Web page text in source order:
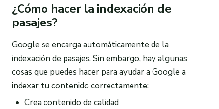
¿Cómo hacer la indexación de
pasajes?
Google se encarga automáticamente de la
indexación de pasajes. Sin embargo, hay algunas
cosas que puedes hacer para ayudar a Google a
indexar tu contenido correctamente:
Crea contenido de calidad